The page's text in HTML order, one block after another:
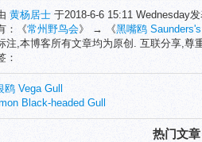
黄杨居士 于2018-6-6 15:11 Wednesday
：《常州野鸟会》 → 《黑嘴鸥
注,本博客所有文章均为原创. 互联分享,尊
：
Vega Gull
Black-headed Gull
热门文章